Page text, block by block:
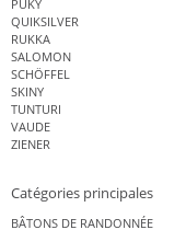
PUKY
QUIKSILVER
RUKKA
SALOMON
SCHÖFFEL
SKINY
TUNTURI
VAUDE
ZIENER
Catégories principales
BÂTONS DE RANDONNÉE